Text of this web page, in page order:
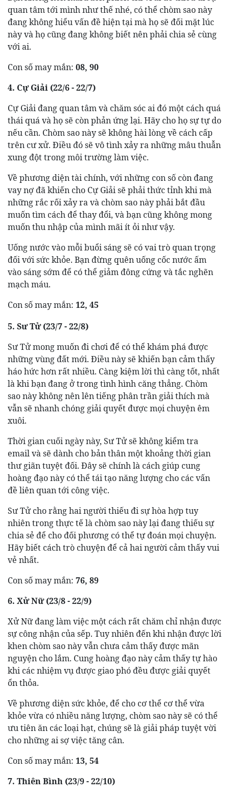
quan tâm tới mình như thế nhé, có thể chòm sao này
đang không hiểu vấn đề hiện tại mà họ sẽ đối mặt lúc
này và họ cũng đang không biết nên phải chia sẻ cùng
với ai.
Con số may mắn: 08, 90
4. Cự Giải (22/6 - 22/7)
Cự Giải đang quan tâm và chăm sóc ai đó một cách quá
thái quá và họ sẽ còn phản ứng lại. Hãy cho họ sự tự do
nếu cần. Chòm sao này sẽ không hài lòng về cách cấp
trên cư xử. Điều đó sẽ vô tình xảy ra những mâu thuẫn
xung đột trong môi trường làm việc.
Về phương diện tài chính, với những con số còn đang
vay nợ đã khiến cho Cự Giải sẽ phải thức tỉnh khi mà
những rắc rối xảy ra và chòm sao này phải bắt đầu
muốn tìm cách để thay đổi, và bạn cũng không mong
muốn thu nhập của mình mãi ít ỏi như vậy.
Uống nước vào mỗi buổi sáng sẽ có vai trò quan trọng
đối với sức khỏe. Bạn đừng quên uống cốc nước ấm
vào sáng sớm để có thể giảm đông cứng và tắc nghẽn
mạch máu.
Con số may mắn: 12, 45
5. Sư Tử (23/7 - 22/8)
Sư Tử mong muốn đi chơi để có thể khám phá được
những vùng đất mới. Điều này sẽ khiến bạn cảm thấy
háo hức hơn rất nhiều. Càng kiệm lời thì càng tốt, nhất
là khi bạn đang ở trong tình hình căng thẳng. Chòm
sao này không nên lên tiếng phân trần giải thích mà
vẫn sẽ nhanh chóng giải quyết được mọi chuyện êm
xuôi.
Thời gian cuối ngày này, Sư Tử sẽ không kiểm tra
email và sẽ dành cho bản thân một khoảng thời gian
thư giãn tuyệt đối. Đây sẽ chính là cách giúp cung
hoàng đạo này có thể tái tạo năng lượng cho các vấn
đề liên quan tới công việc.
Sư Tử cho rằng hai người thiếu đi sự hòa hợp tuy
nhiên trong thực tế là chòm sao này lại đang thiếu sự
chia sẻ để cho đối phương có thể tự đoán mọi chuyện.
Hãy biết cách trò chuyện để cả hai người cảm thấy vui
vẻ nhất.
Con số may mắn: 76, 89
6. Xử Nữ (23/8 - 22/9)
Xử Nữ đang làm việc một cách rất chăm chỉ nhận được
sự công nhận của sếp. Tuy nhiên đến khi nhận được lời
khen chòm sao này vẫn chưa cảm thấy được mãn
nguyện cho lắm. Cung hoàng đạo này cảm thấy tự hào
khi các nhiệm vụ được giao phó đều được giải quyết
ổn thỏa.
Về phương diện sức khỏe, để cho cơ thể cơ thể vừa
khỏe vừa có nhiều năng lượng, chòm sao này sẽ có thể
ưu tiên ăn các loại hạt, chúng sẽ là giải pháp tuyệt vời
cho những ai sợ việc tăng cân.
Con số may mắn: 13, 54
7. Thiên Bình (23/9 - 22/10)